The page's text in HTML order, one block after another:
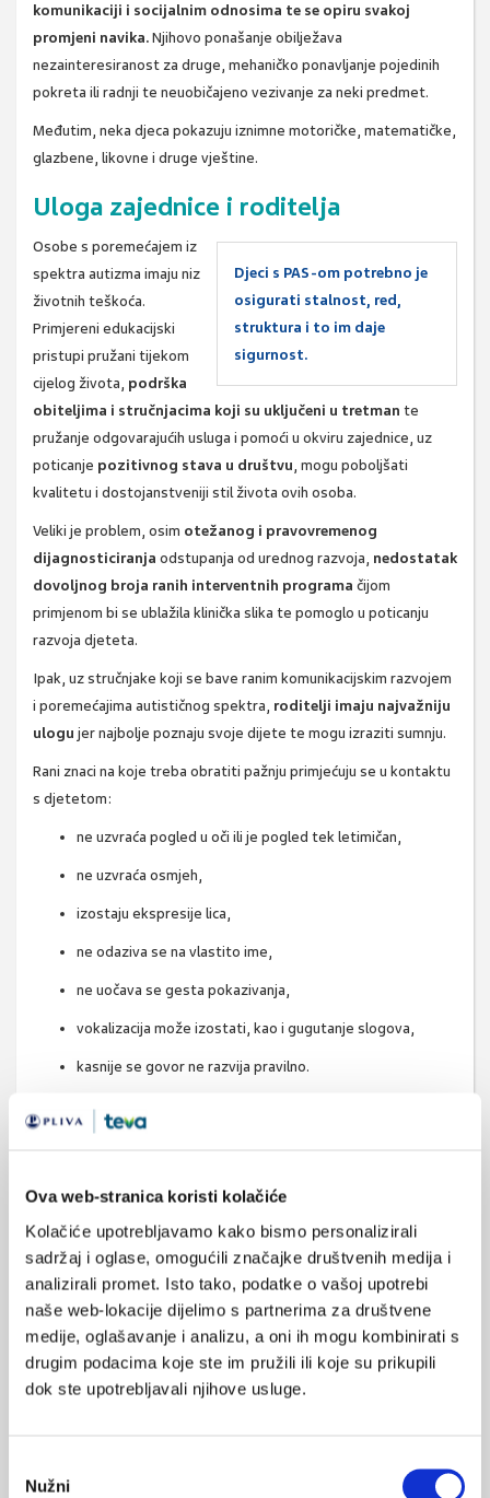
Ova web-stranica koristi kolačiće
Kolačiće upotrebljavamo kako bismo personalizirali
sadržaj i oglase, omogućili značajke društvenih medija i
analizirali promet. Isto tako, podatke o vašoj upotrebi
naše web-lokacije dijelimo s partnerima za društvene
medije, oglašavanje i analizu, a oni ih mogu kombinirati s
drugim podacima koje ste im pružili ili koje su prikupili
dok ste upotrebljavali njihove usluge.
pristanka
Nužni
komunikaciji i socijalnim odnosima te se opiru svakoj
promjeni navika.Njihovo ponašanje obilježava
nezainteresiranost za druge, mehaničko ponavljanje pojedinih
pokreta ili radnji te neuobičajeno vezivanje za neki predmet.
Međutim, neka djeca pokazuju iznimne motoričke, matematičke,
glazbene, likovne i druge vještine.
Uloga zajednice i roditelja
Djeci s PAS-om potrebno je
osigurati stalnost, red,
struktura i to im daje
sigurnost.
Osobe s poremećajem iz
spektra autizma imaju niz
životnih teškoća.
Primjereni edukacijski
pristupi pružani tijekom
cijelog života, podrška
obiteljima i stručnjacima koji su uključeni u tretman te
pružanje odgovarajućih usluga i pomoći u okviru zajednice, uz
poticanje pozitivnog stava u društvu, mogu poboljšati
kvalitetu i dostojanstveniji stil života ovih osoba.
Veliki je problem, osim otežanog i pravovremenog
dijagnosticiranja odstupanja od urednog razvoja, nedostatak
dovoljnog broja ranih interventnih programa čijom
primjenom bi se ublažila klinička slika te pomoglo u poticanju
razvoja djeteta.
Ipak, uz stručnjake koji se bave ranim komunikacijskim razvojem
i poremećajima autističnog spektra, roditelji imaju najvažniju
ulogu jer najbolje poznaju svoje dijete te mogu izraziti sumnju.
Rani znaci na koje treba obratiti pažnju primjećuju se u kontaktu
s djetetom:
ne uzvraća pogled u oči ili je pogled tek letimičan,
ne uzvraća osmjeh,
izostaju ekspresije lica,
ne odaziva se na vlastito ime,
ne uočava se gesta pokazivanja,
vokalizacija može izostati, kao i gugutanje slogova,
kasnije se govor ne razvija pravilno.
Svako se dijete razvija svojim ritmom
postoje individualne razlike pa treba biti oprezan kod
Programima rane intervencije potičemo ostvarivanje razvojnih
potencijala djeteta, sprečavamo razvoj daljnjih poteškoća,
pripremamo dijete za vrtić, školu, zapošljavanje i u konačnici za
samostalan život.Kvalitetu života osoba oboljelih od
autizma mogu znatno poboljšati rana dijagnoza i
intervencija: TEACCH metoda, senzorička integracija, Floortime
i ABA, video modeliranje i terapije: logopedska, radna, fizikalna,
glazbena te drugi oblici terapija. Kod djece koja nemaju razvijen
pokazati što žele. To omogućuje bolje razumijevanje djeteta, a